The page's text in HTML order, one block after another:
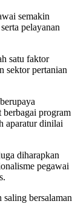
semakin
pelayanan
satu faktor
sektor pertanian
berbagai program
aparatur dinilai
diharapkan
pegawai
bersalaman